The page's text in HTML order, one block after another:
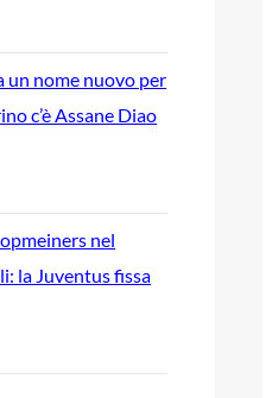
un nome nuovo per
c’è Assane Diao
nel
la Juventus fissa